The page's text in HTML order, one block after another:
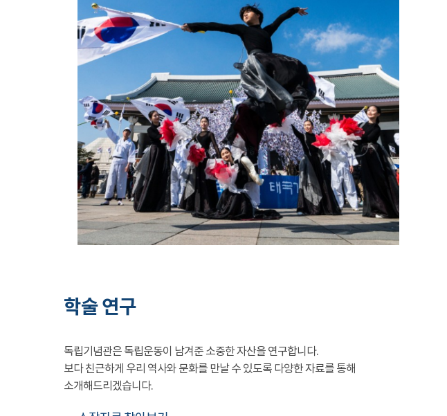
학술 연구
독립기념관은 독립운동이 남겨준 소중한 자산을 연구합니다.
보다 친근하게 우리 역사와 문화를 만날 수 있도록 다양한 자료를 통해
소개해드리겠습니다.